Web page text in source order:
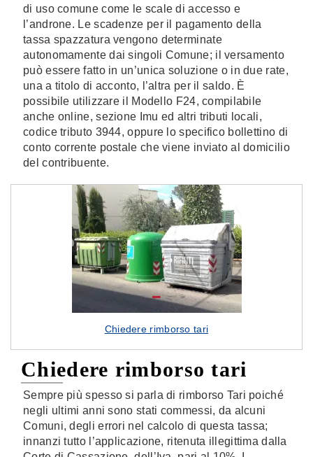
di uso comune come le scale di accesso e
l’androne. Le scadenze per il pagamento della
tassa spazzatura vengono determinate
autonomamente dai singoli Comune; il versamento
può essere fatto in un’unica soluzione o in due rate,
una a titolo di acconto, l’altra per il saldo. È
possibile utilizzare il Modello F24, compilabile
anche online, sezione Imu ed altri tributi locali,
codice tributo 3944, oppure lo specifico bollettino di
conto corrente postale che viene inviato al domicilio
del contribuente.
Chiedere rimborso tari
Chiedere rimborso tari
Sempre più spesso si parla di rimborso Tari poiché
negli ultimi anni sono stati commessi, da alcuni
Comuni, degli errori nel calcolo di questa tassa;
innanzi tutto l’applicazione, ritenuta illegittima dalla